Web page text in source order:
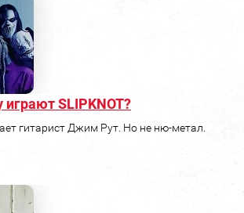
SLIPKNOT?
гитарист Джим Рут. Но не ню-метал.